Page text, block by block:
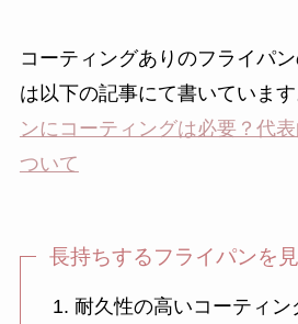
コーティングありのフライパ
は以下の記事にて書いてい
ンにコーティングは必要？代
ついて
長持ちするフライパンを
耐久性の高いコーティン